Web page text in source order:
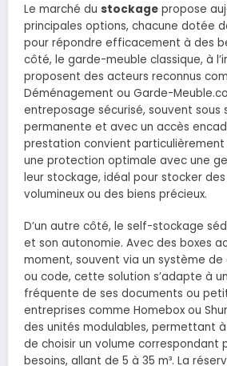
Le marché du stockage propose
principales options, chacune dotée
pour répondre efficacement à des
côté, le garde-meuble classique, à
proposent des acteurs reconnus
Déménagement ou Garde-
entreposage sécurisé, souvent sous
permanente et avec un accès
prestation convient particulièrement
une protection optimale avec une
leur stockage, idéal pour stocker
volumineux ou des biens précieux.
D’un autre côté, le self-stockage
et son autonomie. Avec des boxes
moment, souvent via un système
ou code, cette solution s’adapte à
fréquente de ses documents ou
entreprises comme Homebox ou
des unités modulables, permettant
de choisir un volume correspondant
besoins, allant de 5 à 35 m³. La